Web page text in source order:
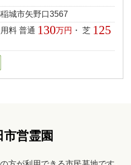
城市矢野口3567
料 普通 130万円 ・ 芝 125
市営霊園